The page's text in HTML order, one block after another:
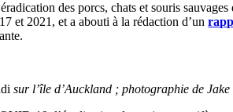
des porcs, chats et souris
et 2021, et a abouti à la rédaction d’un
sur l’île d’Auckland ; photographie de